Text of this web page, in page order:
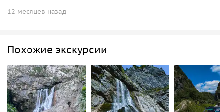
12 месяцев назад
Похожие экскурсии